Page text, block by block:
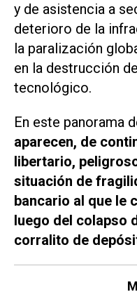
y de asistencia a
deterioro de la
la paralización
en la destrucción
tecnológico.
En este panorama
aparecen, de
libertario,
situación de
bancario al que le
luego del colapso
corralito de